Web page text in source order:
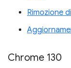
Rimozione
Chrome 130